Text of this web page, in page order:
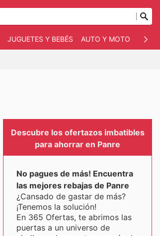
JUGUETES Y BEBÉS AUTO Y MOTO
Descubre los ofertazos imbatibles
para ahorrar en Panre
No pagues de más! Encuentra
las mejores rebajas de Panre
¿Cansado de gastar de más?
¡Tenemos la solución!
En 365 Ofertas, te abrimos las
puertas a un universo de